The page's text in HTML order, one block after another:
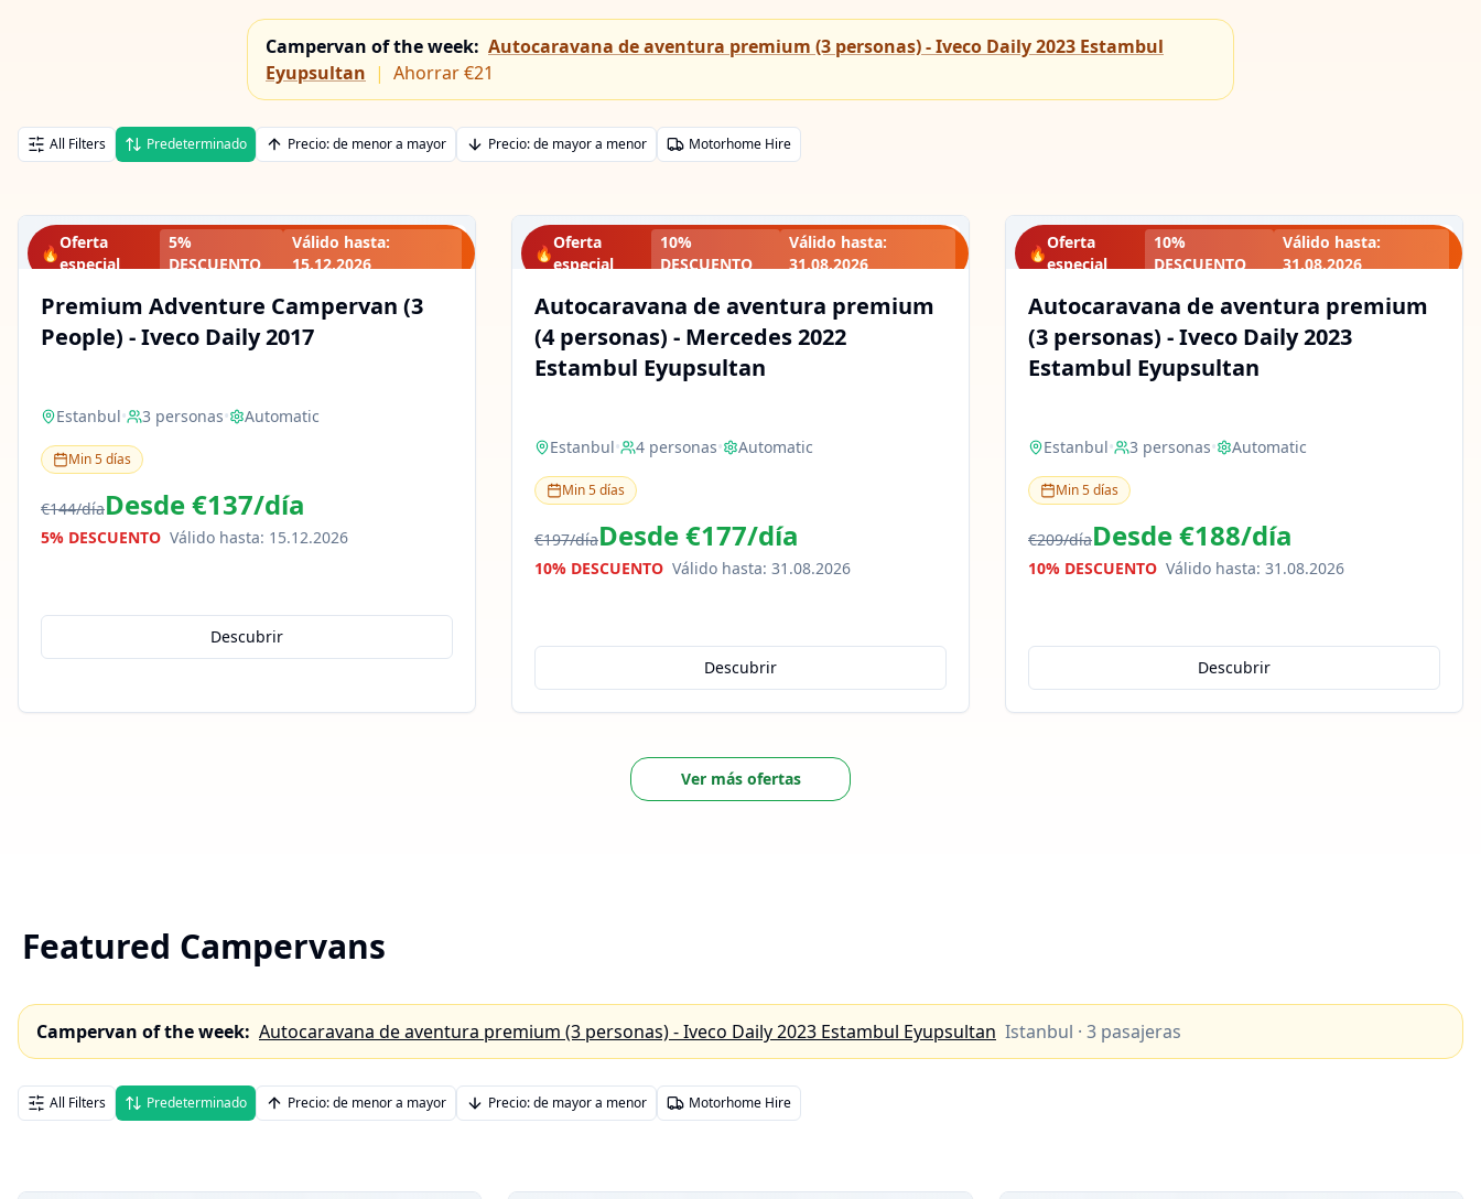
Campervan of the week: Autocaravana de aventura premium (3 personas) - Iveco Daily 2023 Estambul
Eyupsultan | Ahorrar €21
All Filters Predeterminado Precio: de menor a mayor Precio: de mayor a menor Motorhome Hire
🔥
Oferta
especial
5%
DESCUENTO
Válido hasta:
15.12.2026
Premium Adventure Campervan (3
People) - Iveco Daily 2017
Estanbul• 3 personas• Automatic
Min5días
€144/díaDesde€137/día
5% DESCUENTO Válido hasta: 15.12.2026
Descubrir
🔥
Oferta
especial
10%
DESCUENTO
Válido hasta:
31.08.2026
Autocaravana de aventura premium
(4 personas) - Mercedes 2022
Estambul Eyupsultan
Estanbul• 4 personas• Automatic
Min5días
€197/díaDesde€177/día
10% DESCUENTO Válido hasta: 31.08.2026
Descubrir
🔥
Oferta
especial
10%
DESCUENTO
Válido hasta:
31.08.2026
Autocaravana de aventura premium
(3 personas) - Iveco Daily 2023
Estambul Eyupsultan
Estanbul• 3 personas• Automatic
Min5días
€209/díaDesde€188/día
10% DESCUENTO Válido hasta: 31.08.2026
Descubrir
Ver más ofertas
Featured Campervans
Campervan of the week: Autocaravana de aventura premium (3 personas) - Iveco Daily 2023 Estambul Eyupsultan Istanbul · 3 pasajeras
All Filters Predeterminado Precio: de menor a mayor Precio: de mayor a menor Motorhome Hire